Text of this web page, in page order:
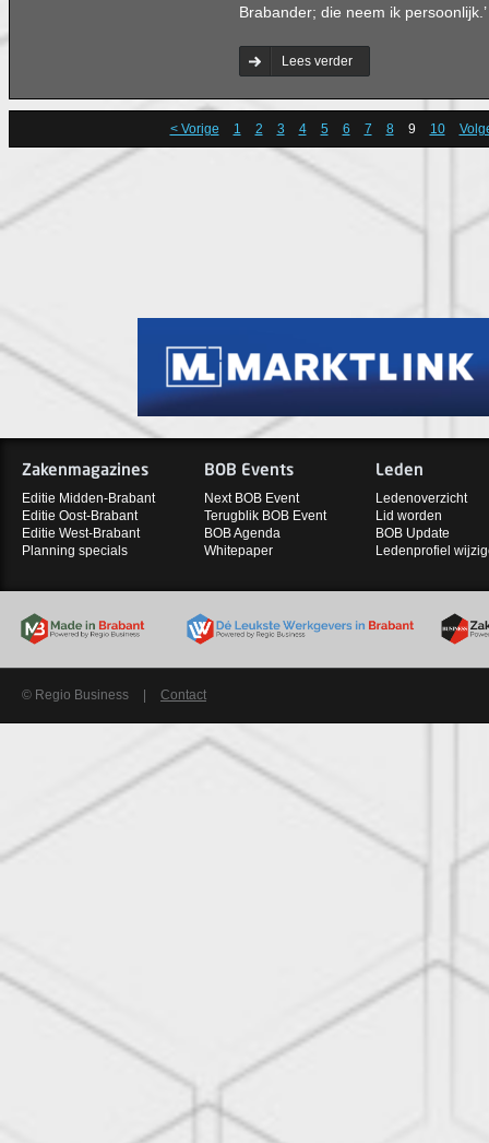
Brabander; die neem ik persoonlijk.’
Lees verder
< Vorige 1 2 3 4 5 6 7 8 9 10
Zakenmagazines
Editie Midden-Brabant
Editie Oost-Brabant
Editie West-Brabant
Planning specials
BOB Events
Next BOB Event
Terugblik BOB Event
BOB Agenda
Whitepaper
Leden
Ledenoverzicht
Lid worden
BOB Update
Ledenprofiel
© Regio Business Contact